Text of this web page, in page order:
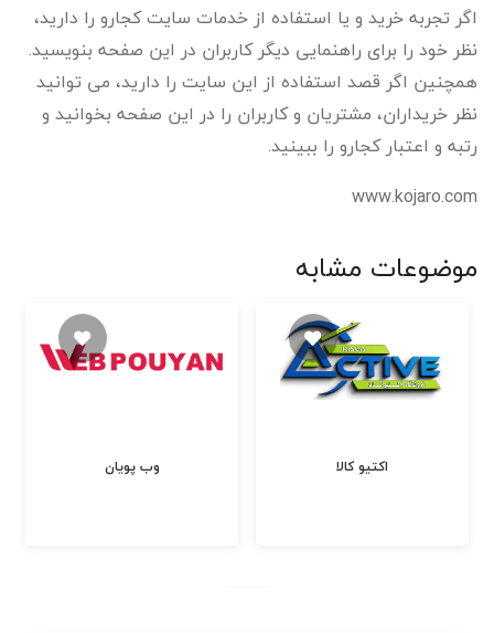
اگر تجربه خرید و یا استفاده از خدمات سایت کجارو را دارید،
نظر خود را برای راهنمایی دیگر کاربران در این صفحه بنویسید.
همچنین اگر قصد استفاده از این سایت را دارید، می توانید
نظر خریداران، مشتریان و کاربران را در این صفحه بخوانید و
رتبه و اعتبار کجارو را ببینید.
www.kojaro.com
موضوعات مشابه
وب پویان اکتیو کالا